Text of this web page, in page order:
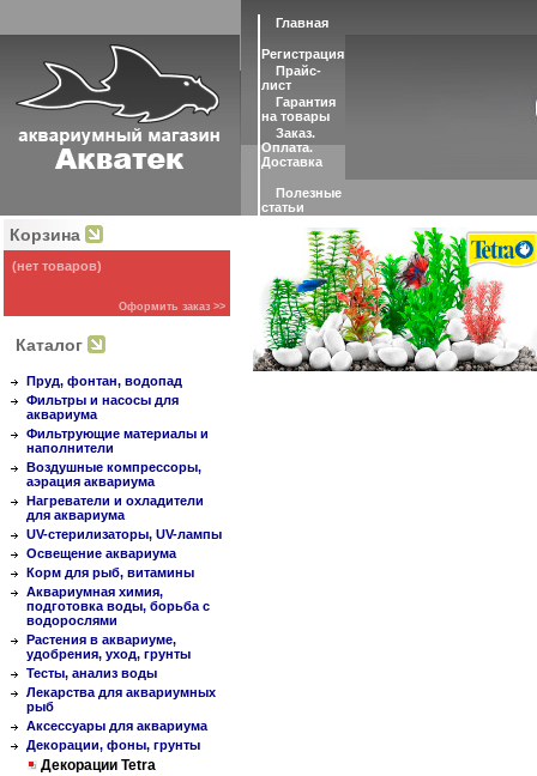
Главная
Регистрация
Прайс-
лист
Гарантия
на товары
Заказ.
Оплата.
Доставка
Полезные
статьи
Корзина
(нет товаров)
Оформить заказ >>
Каталог
Пруд, фонтан, водопад
Фильтры и насосы для
аквариума
Фильтрующие материалы и
наполнители
Воздушные компрессоры,
аэрация аквариума
Нагреватели и охладители
для аквариума
UV-стерилизаторы, UV-лампы
Освещение аквариума
Корм для рыб, витамины
Аквариумная химия,
подготовка воды, борьба с
водорослями
Растения в аквариуме,
удобрения, уход, грунты
Тесты, анализ воды
Лекарства для аквариумных
рыб
Аксессуары для аквариума
Декорации, фоны, грунты
Декорации Tetra